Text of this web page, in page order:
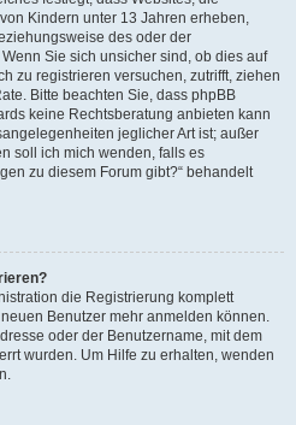
Kindern unter 13 Jahren erheben,
des oder der
Sie sich unsicher sind, ob dies auf
zu registrieren versuchen, zutrifft, ziehen
Bitte beachten Sie, dass phpBB
keine Rechtsberatung anbieten kann
jeglicher Art ist; außer
soll ich mich wenden, falls es
zu diesem Forum gibt?“ behandelt
die Registrierung komplett
Benutzer mehr anmelden können.
oder der Benutzername, mit dem
wurden. Um Hilfe zu erhalten, wenden